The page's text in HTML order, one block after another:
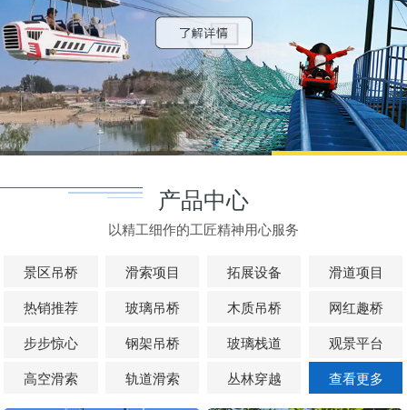
1 2 3
产品中心
以精工细作的工匠精神用心服务
景区吊桥 滑索项目 拓展设备
滑道项目
热销推荐
玻璃吊桥 木质吊桥
网红趣桥
步步惊心
钢架吊桥 玻璃栈道
观景平台
高空滑索
轨道滑索 丛林穿越 查看更多